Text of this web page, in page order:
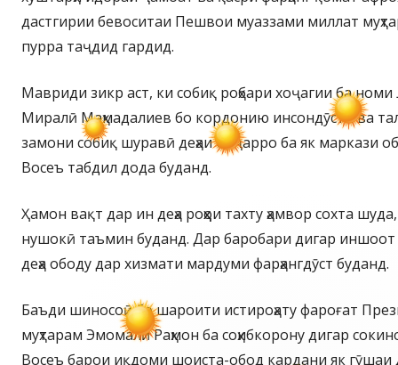
дастгирии бевоситаи Пешвои муаззами миллат
пурра таҷдид гардид.
Мавриди зикр аст, ки собиқ роҳбари хоҷагии ба
Миралӣ Маҳмадалиев бо кордонию инсондӯстӣ ва
замони собиқ шуравӣ деҳаи Охҷарро ба як маркази
Восеъ табдил дода буданд.
Ҳамон вақт дар ин деҳа роҳҳои тахту ҳамвор сохта
нушокӣ таъмин буданд. Дар баробари дигар иншоот
деҳа ободу дар хизмати мардуми фарҳангдӯст буданд.
Баъди шиносоӣ бо шароити истироҳату фароғат
муҳтарам Эмомалӣ Раҳмон ба соҳибкорону дигар
Восеъ барои иқдоми шоиста-обод кардани як гӯшаи